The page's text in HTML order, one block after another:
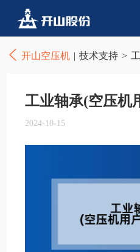
开山空压机 | 技术支持 >
工业轴承(空压机
2024-10-15